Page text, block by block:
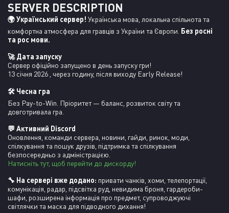
SERVER DESCRIPTION
🌍 Український сервер! Українська мова, локальна спільнота та
комфортна атмосфера для гравців з України та Європи. Без росні
та рос мови.
🚀 Дата запуску
Сервер офіційно запущено в день запуску гри!
13 січня 2026 , через годину, після виходу Early Release!
🛠️ Чесна гра
Без Pay-to-Win. Пріоритет — баланс, розвиток світу та
довготривала гра.
💬 Активний Discord
Оновлення, команди сервера, новини, гайди, ринок, моди,
спілкування та пошук друзів, підтримка та спілкування
безпосередньо з адміністрацією.
Натисніть тут, щоб перейти до дискорду!
🔧 На сервері вже додано: привати чанків, хоми, телепортації,
комунікація, радар, підсвітка руд, невидима броня, гардероби-
шафи, розширена інформація про предмет, супроводжуючі
світлячки та маска для підводного дихання!